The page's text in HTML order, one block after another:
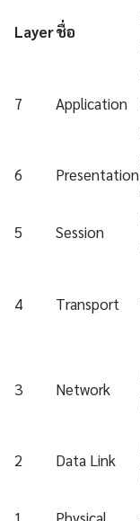
Layerชื่อ
7 Application
6 Presentation
5 Session
4 Transport
3 Network
2 Data Link